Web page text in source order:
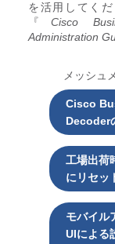
を活用してく
『Cisco
Administration
メッシュ
Cisco
Decoder
工場出荷
にリセッ
モバイル
UIによる